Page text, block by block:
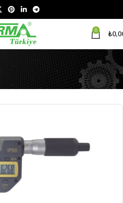
0 ₺